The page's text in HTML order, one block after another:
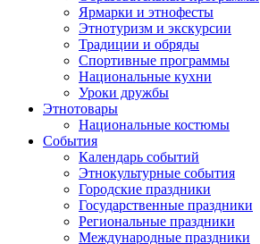
Ярмарки и этнофесты
Этнотуризм и экскурсии
Традиции и обряды
Спортивные программы
Национальные кухни
Уроки дружбы
Этнотовары
Национальные костюмы
События
Календарь событий
Этнокультурные события
Городские праздники
Государственные праздники
Региональные праздники
Международные праздники